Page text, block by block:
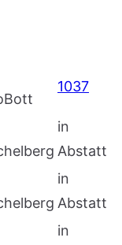
1037
in
Abstatt
in
Abstatt
in